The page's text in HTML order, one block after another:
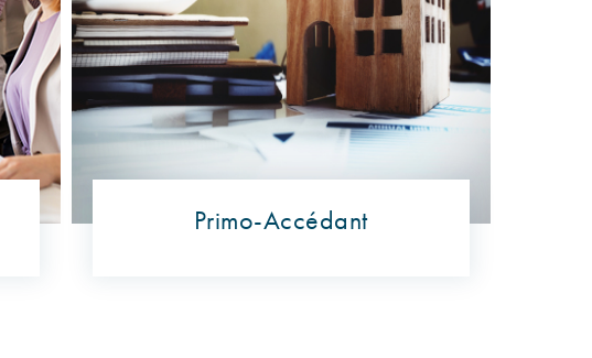
Primo-Accédant